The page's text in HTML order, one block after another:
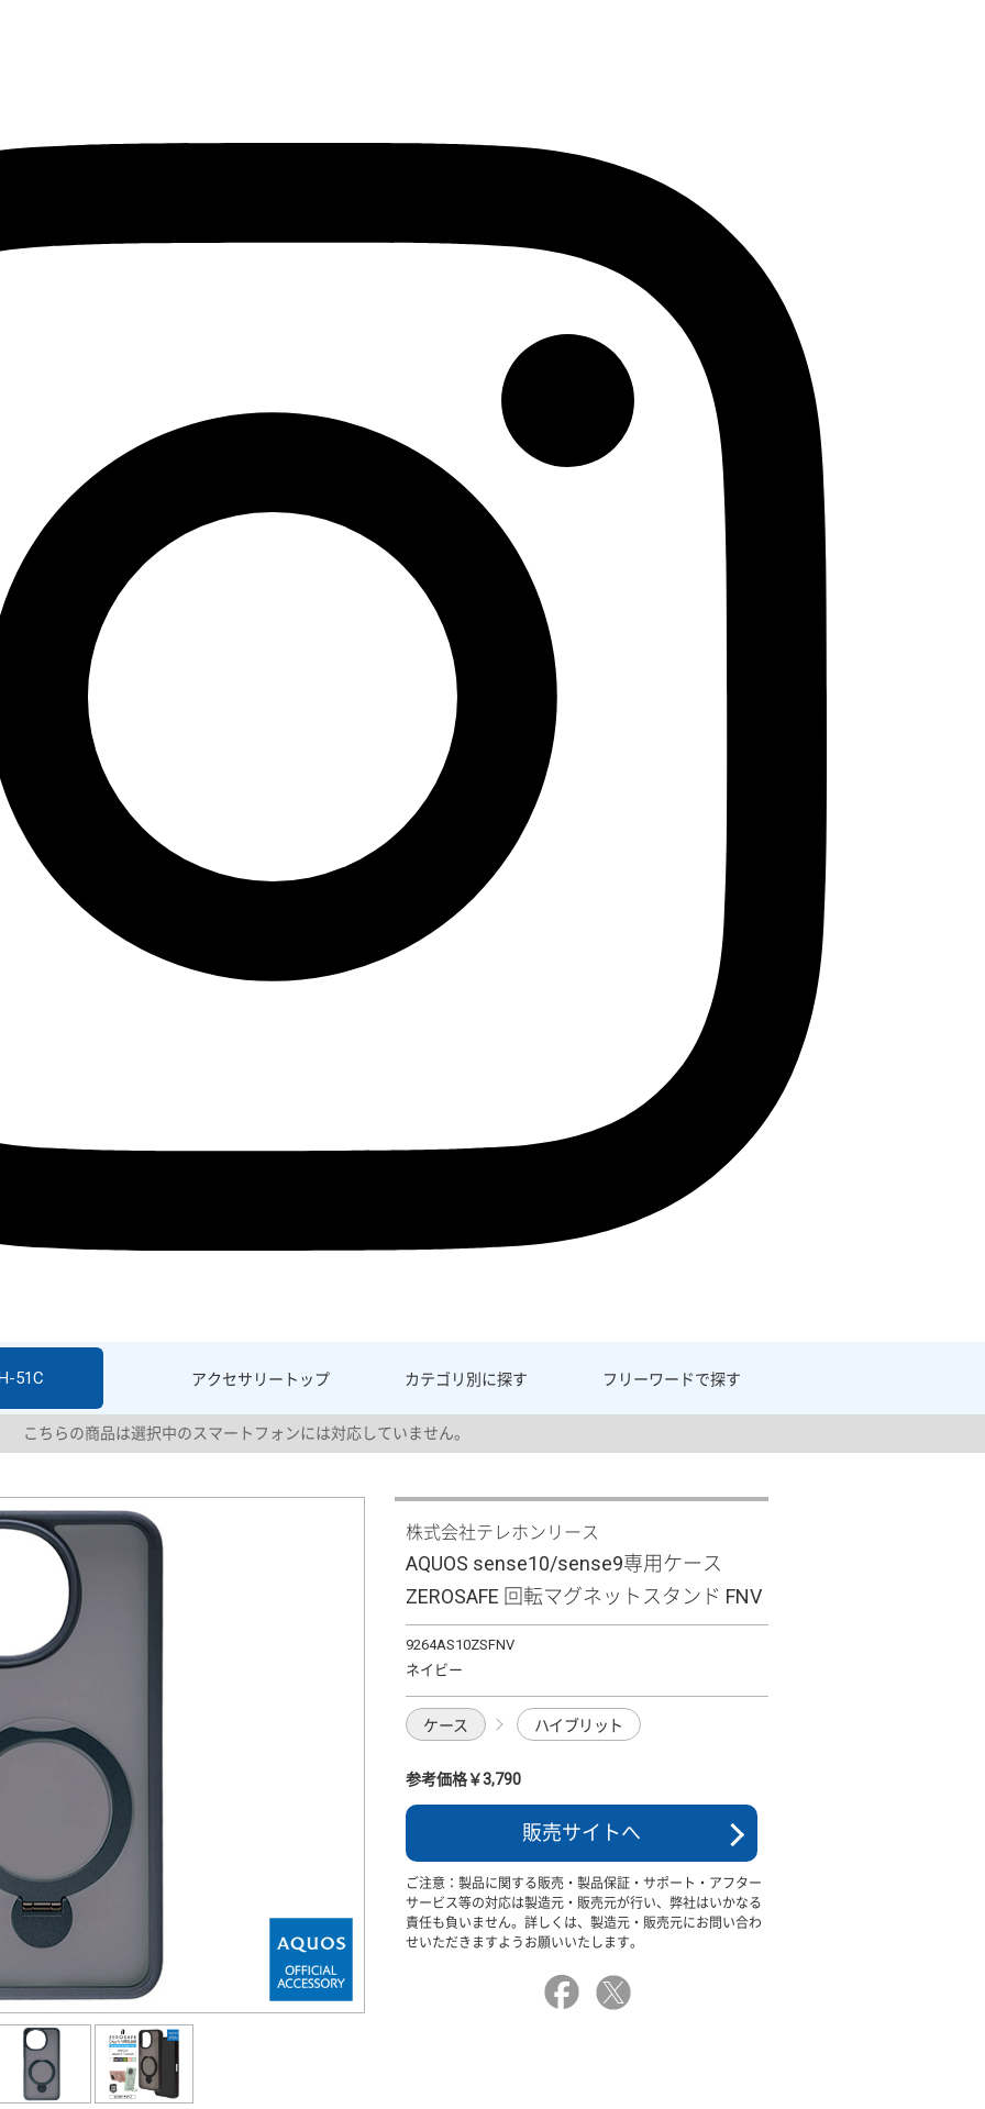
アクセサリー トップ カテゴリ別に探す フリーワードで探す
51C
こちらの商品は選択中のスマートフォンには対応していません。
株式会社テレホンリース
AQUOS sense10/sense9専用ケース
ZEROSAFE 回転マグネットスタンド FNV
9264AS10ZSFNV
ネイビー
ケース ハイブリット
参考価格￥3,790
販売サイトへ
ご注意：製品に関する販売・製品保証・サポート・アフター
サービス等の対応は製造元・販売元が行い、弊社はいかなる
責任も負いません。詳しくは、製造元・販売元にお問い合わ
せいただきますようお願いいたします。